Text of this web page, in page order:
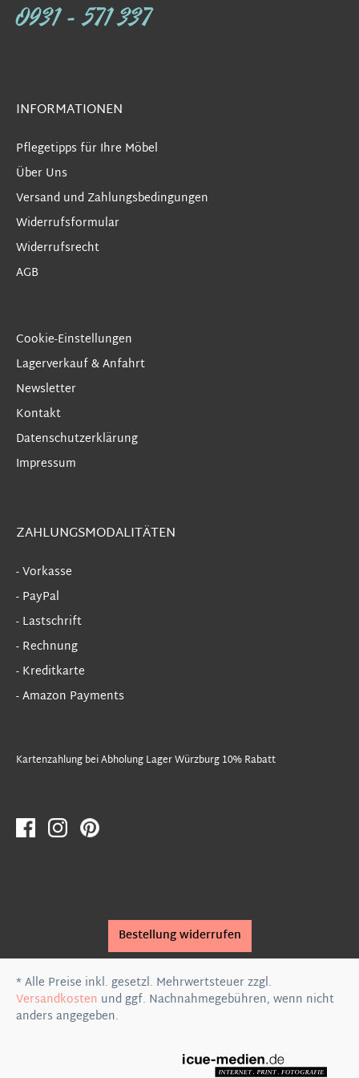
0931 - 571 337
INFORMATIONEN
Pflegetipps für Ihre Möbel
Über Uns
Versand und Zahlungsbedingungen
Widerrufsformular
Widerrufsrecht
AGB
Cookie-Einstellungen
Lagerverkauf & Anfahrt
Newsletter
Kontakt
Datenschutzerklärung
Impressum
ZAHLUNGSMODALITÄTEN
- Vorkasse
- PayPal
- Lastschrift
- Rechnung
- Kreditkarte
- Amazon Payments
Kartenzahlung bei Abholung Lager Würzburg 10% Rabatt
Bestellung widerrufen
* Alle Preise inkl. gesetzl. Mehrwertsteuer zzgl.
Versandkosten und ggf. Nachnahmegebühren, wenn nicht
anders angegeben.